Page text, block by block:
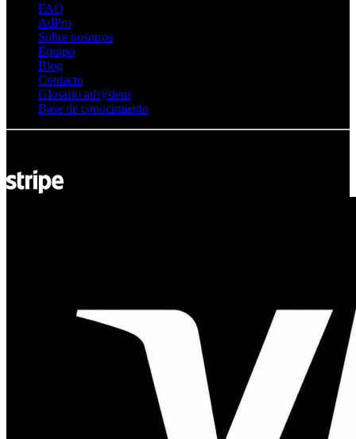
FAQ
AdPro
Sobre nosotros
Equipo
Blog
Contacto
Glosario adsystem
Base de conocimiento